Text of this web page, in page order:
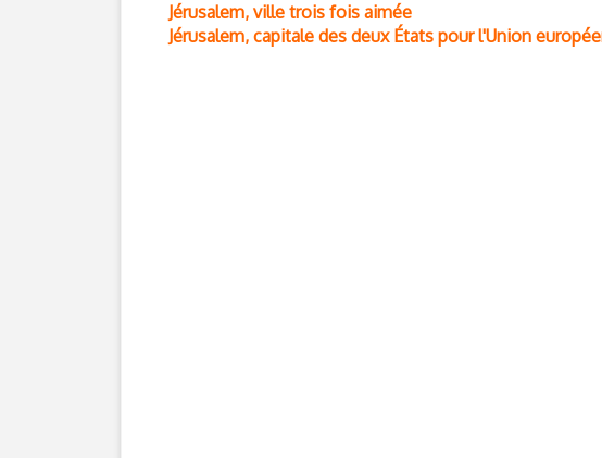
Jérusalem, ville trois fois aimée
Jérusalem, capitale des deux États pour l'Union